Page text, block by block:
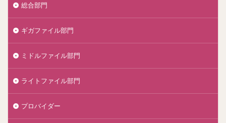
総合部門
ギガファイル部門
ミドルファイル部門
ライトファイル部門
プロバイダー